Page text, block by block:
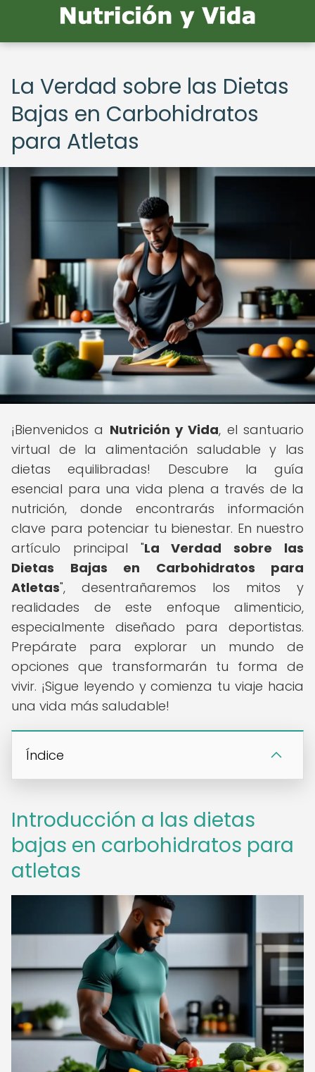
La Verdad sobre las Dietas
Bajas en Carbohidratos
para Atletas
¡Bienvenidos a Nutrición y Vida, el santuario
virtual de la alimentación saludable y las
dietas equilibradas! Descubre la guía
esencial para una vida plena a través de la
nutrición, donde encontrarás información
clave para potenciar tu bienestar. En nuestro
artículo principal "La Verdad sobre las
Dietas Bajas en Carbohidratos para
Atletas", desentrañaremos los mitos y
realidades de este enfoque alimenticio,
especialmente diseñado para deportistas.
Prepárate para explorar un mundo de
opciones que transformarán tu forma de
vivir. ¡Sigue leyendo y comienza tu viaje hacia
una vida más saludable!
Índice
Introducción a las dietas
bajas en carbohidratos para
atletas